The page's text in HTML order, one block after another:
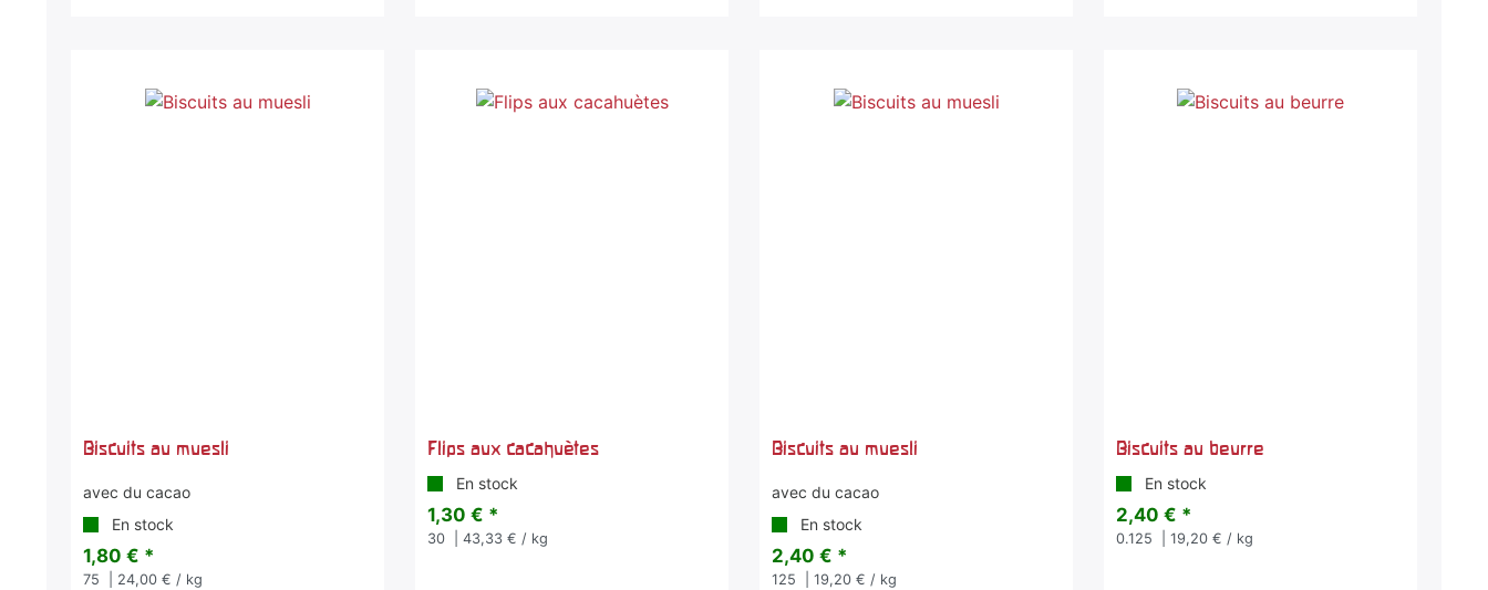
Biscuits au muesli
avec du cacao
En stock
1,80 € *
75 | 24,00 € / kg
Flips aux cacahuètes
En stock
1,30 € *
30 | 43,33 € / kg
Biscuits au muesli
avec du cacao
En stock
2,40 € *
125 | 19,20 € / kg
Biscuits au beurre
En stock
2,40 € *
0.125 | 19,20 € / kg